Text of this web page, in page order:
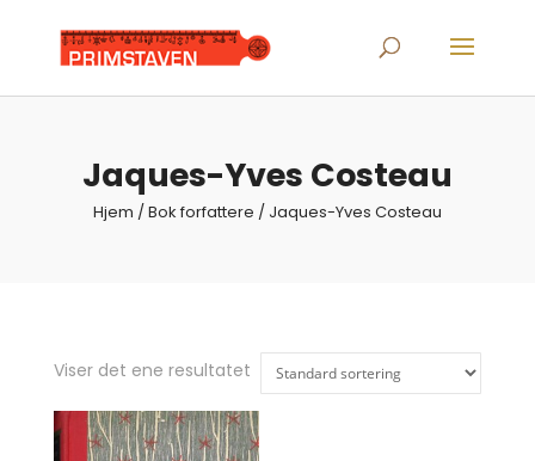
search
Jaques-Yves Costeau
Hjem / Bok forfattere / Jaques-Yves Costeau
Viser det ene resultatet